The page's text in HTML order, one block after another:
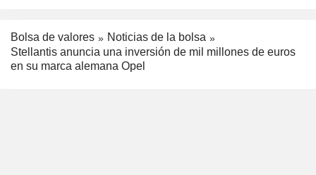
Bolsa de valores
Noticias de la bolsa
Stellantis anuncia una inversión de mil millones de euros
en su marca alemana Opel